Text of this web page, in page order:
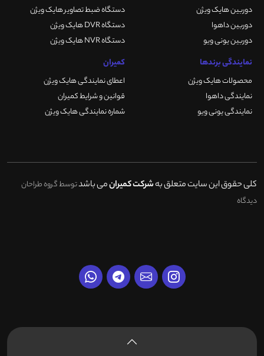
دوربین هایک ویژن
دوربین داهوا
دوربین یونی ویو
دستگاه ضبط تصاویر هایک ویژن
دستگاه DVR هایک ویژن
دستگاه NVR هایک ویژن
نمایندگی برندها
محصولات هایک ویژن
نمایندگی داهوا
نمایندگی یونی ویو
کمیران
اعطای نمایندگی هایک ویژن
قوانین و شرایط کمیران
شماره نمایندگی هایک ویژن
کلی حقوق این سایت متعلق بهشرکت کمیرانمی باشدتوسط گروه طراحان
دیدگاه